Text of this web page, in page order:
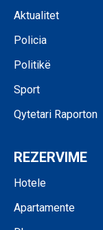
Aktualitet
Policia
Politikë
Sport
Qytetari Raporton
REZERVIME
Hotele
Apartamente